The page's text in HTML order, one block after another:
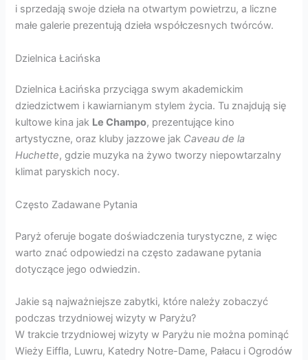
i sprzedają swoje dzieła na otwartym powietrzu, a liczne
małe galerie prezentują dzieła współczesnych twórców.
Dzielnica Łacińska
Dzielnica Łacińska przyciąga swym akademickim
dziedzictwem i kawiarnianym stylem życia. Tu znajdują się
kultowe kina jak Le Champo, prezentujące kino
artystyczne, oraz kluby jazzowe jak Caveau de la
Huchette, gdzie muzyka na żywo tworzy niepowtarzalny
klimat paryskich nocy.
Często Zadawane Pytania
Paryż oferuje bogate doświadczenia turystyczne, z więc
warto znać odpowiedzi na często zadawane pytania
dotyczące jego odwiedzin.
Jakie są najważniejsze zabytki, które należy zobaczyć
podczas trzydniowej wizyty w Paryżu?
W trakcie trzydniowej wizyty w Paryżu nie można pominąć
Wieży Eiffla, Luwru, Katedry Notre-Dame, Pałacu i Ogrodów